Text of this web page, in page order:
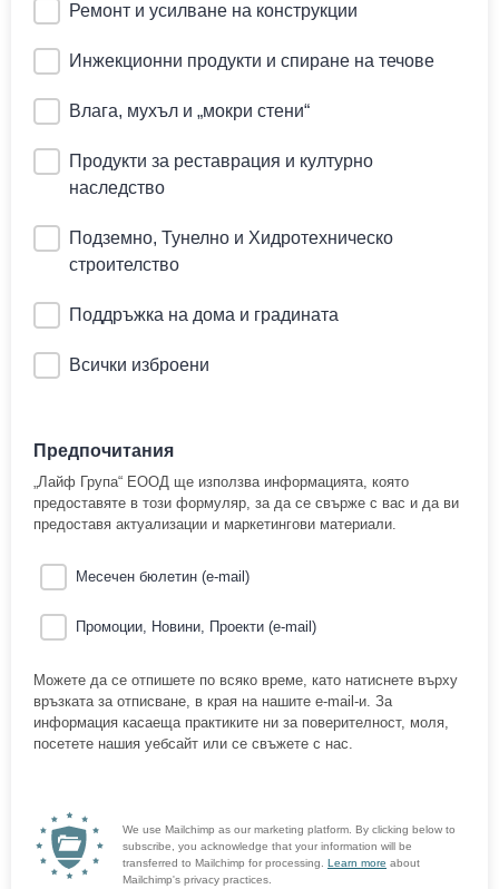
Ремонт и усилване на конструкции
Инжекционни продукти и спиране на течове
Влага, мухъл и „мокри стени“
Продукти за реставрация и културно
наследство
Подземно, Тунелно и Хидротехническо
строителство
Поддръжка на дома и градината
Всички изброени
Предпочитания
„Лайф Група“ ЕООД ще използва информацията, която
предоставяте в този формуляр, за да се свърже с вас и да ви
предоставя актуализации и маркетингови материали.
Месечен бюлетин (e-mail)
Промоции, Новини, Проекти (e-mail)
Можете да се отпишете по всяко време, като натиснете върху
връзката за отписване, в края на нашите e-mail-и. За
информация касаеща практиките ни за поверителност, моля,
посетете нашия уебсайт или се свъжете с нас.
We use Mailchimp as our marketing platform. By clicking below to
subscribe, you acknowledge that your information will be
transferred to Mailchimp for processing. Learn more about
Mailchimp's privacy practices.